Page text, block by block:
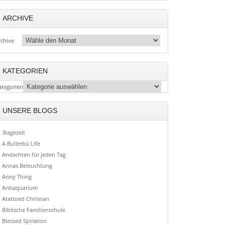
ARCHIVE
KATEGORIEN
UNSERE BLOGS
3tagezeit
A Bullerbü Life
Andachten für jeden Tag
Annas Beleuchtung
Anny Thing
Antiaquarium
Atattoed Christian
Biblische Familienschule
Blessed Spiration